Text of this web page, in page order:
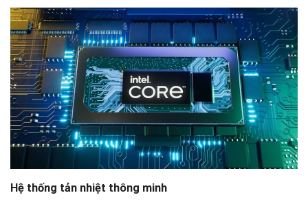
Hệ thống tản nhiệt thông minh